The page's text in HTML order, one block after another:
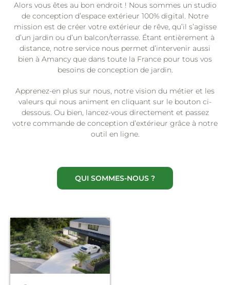
Alors vous êtes au bon endroit ! Nous sommes un studio
de conception d’espace extérieur 100% digital. Notre
mission est de créer votre extérieur de rêve, qu’il s’agisse
d’un jardin ou d’un balcon/terrasse. Étant entièrement à
distance, notre service nous permet d’intervenir aussi
bien à Amancy que dans toute la France pour tous vos
besoins de conception de jardin.
Apprenez-en plus sur nous, notre vision du métier et les
valeurs qui nous animent en cliquant sur le bouton ci-
dessous. Ou bien, lancez-vous directement et passez
votre commande de conception d’extérieur grâce à notre
outil en ligne.
QUI SOMMES-NOUS ?